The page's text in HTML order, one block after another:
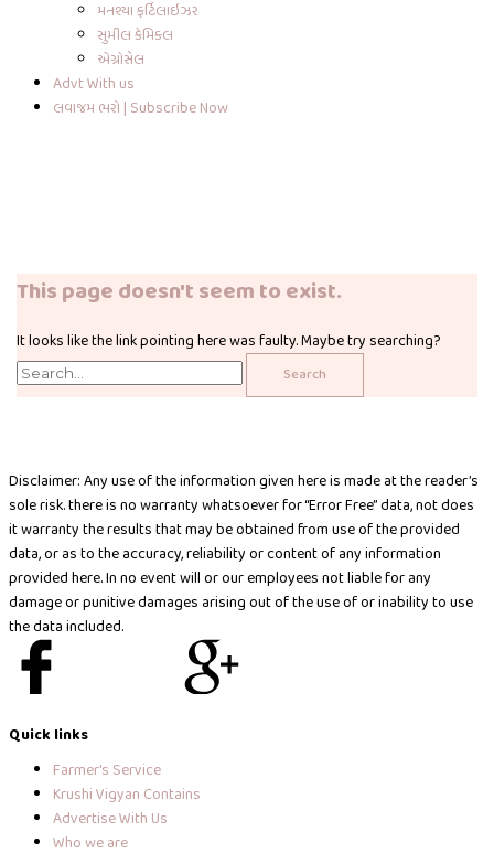
મનશ્યા ફર્ટિલાઇઝર
સુમીલ કેમિકલ
એગ્રોસેલ
Advt With us
લવાજમ ભરો | Subscribe Now
This page doesn't seem to exist.
It looks like the link pointing here was faulty. Maybe try searching?
Disclaimer: Any use of the information given here is made at the reader’s
sole risk. there is no warranty whatsoever for “Error Free” data, not does
it warranty the results that may be obtained from use of the provided
data, or as to the accuracy, reliability or content of any information
provided here. In no event will or our employees not liable for any
damage or punitive damages arising out of the use of or inability to use
the data included.
I
c
o
n
t
w
s
t
I
c
Quick links
Farmer's Service
Krushi Vigyan Contains
Advertise With Us
Who we are